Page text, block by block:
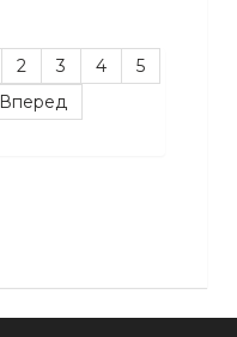
2 3 4
5
Вперед